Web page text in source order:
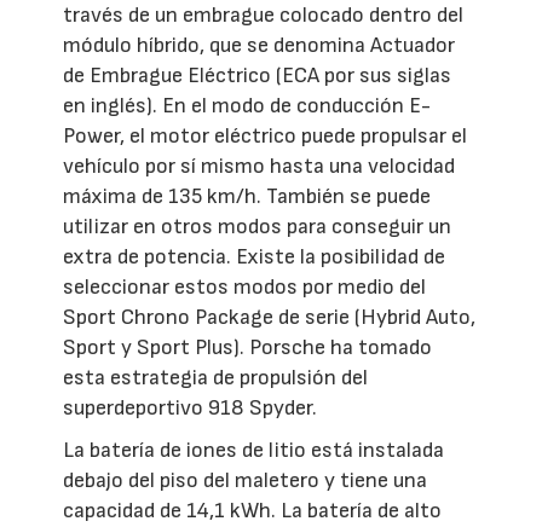
través de un embrague colocado dentro del
módulo híbrido, que se denomina Actuador
de Embrague Eléctrico (ECA por sus siglas
en inglés). En el modo de conducción E-
Power, el motor eléctrico puede propulsar el
vehículo por sí mismo hasta una velocidad
máxima de 135 km/h. También se puede
utilizar en otros modos para conseguir un
extra de potencia. Existe la posibilidad de
seleccionar estos modos por medio del
Sport Chrono Package de serie (Hybrid Auto,
Sport y Sport Plus). Porsche ha tomado
esta estrategia de propulsión del
superdeportivo 918 Spyder.
La batería de iones de litio está instalada
debajo del piso del maletero y tiene una
capacidad de 14,1 kWh. La batería de alto